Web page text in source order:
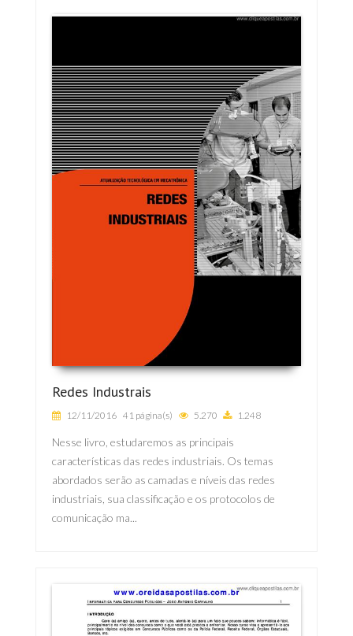
Redes Industrais
12/11/2016 41 página(s) 5.270 1.248
Nesse livro, estudaremos as principais
características das redes industriais. Os temas
abordados serão as camadas e níveis das redes
industriais, sua classificação e os protocolos de
comunicação ma...